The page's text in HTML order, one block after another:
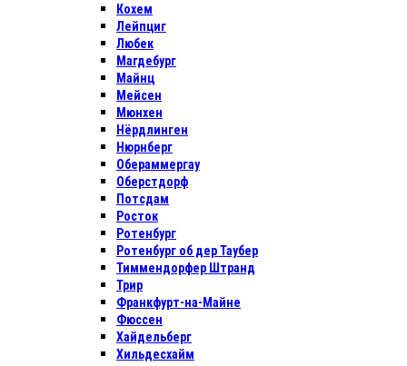
Кохем
Лейпциг
Любек
Магдебург
Майнц
Мейсен
Мюнхен
Нёрдлинген
Нюрнберг
Обераммергау
Оберстдорф
Потсдам
Росток
Ротенбург
Ротенбург об дер Таубер
Тиммендорфер Штранд
Трир
Франкфурт-на-Майне
Фюссен
Хайдельберг
Хильдесхайм